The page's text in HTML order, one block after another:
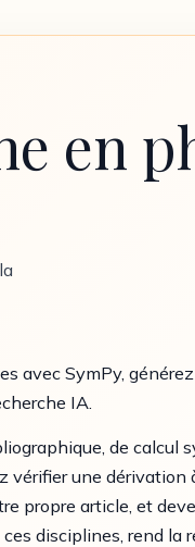
en
avec SymPy,
IA.
de calcul
une dérivation
propre article, et
disciplines, rend la